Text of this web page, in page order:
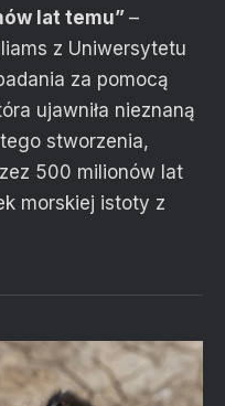
lat temu” –
z Uniwersytetu
za pomocą
ujawniła nieznaną
stworzenia,
500 milionów lat
morskiej istoty z